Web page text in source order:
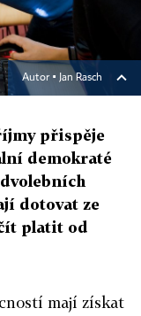
Autor ▪ Jan Rasch
přispěje
demokraté
dotovat ze
platit od
mají získat